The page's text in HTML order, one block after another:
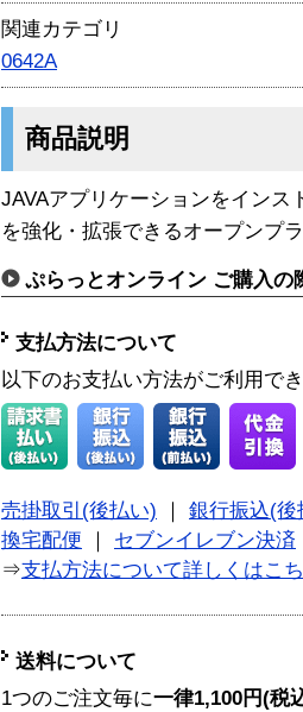
関連カテゴリ
0642A
商品説明
JAVAアプリケーションをイン
を強化・拡張できるオープンプ
ぷらっとオンライン ご購入の
支払方法について
以下のお支払い方法がご利用で
売掛取引(後払い)
銀行振込(後
換宅配便
セブンイレブン決済
⇒支払方法について詳しくはこ
送料について
1つのご注文毎に一律1,100円(税